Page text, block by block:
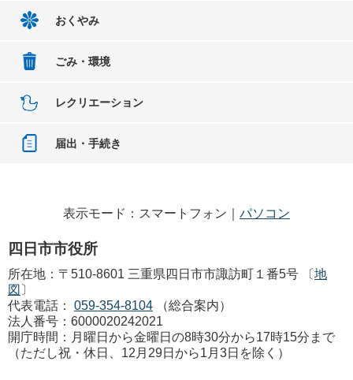
おくやみ
ごみ・環境
レクリエーション
届出・手続き
表示モード：スマートフォン｜ パソコン
四日市市役所
所在地：〒510-8601 三重県四日市市諏訪町１番5号 〔地
図 〕
代表電話：
059-354-8104
（総合案内）
法人番号：6000020242021
開庁時間：月曜日から金曜日の8時30分から17時15分まで
（ただし祝・休日、12月29日から1月3日を除く）